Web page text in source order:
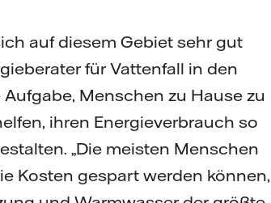
auf diesem Gebiet sehr gut
für Vattenfall in den
Menschen zu Hause zu
ihren Energieverbrauch so
„Die meisten Menschen
Kosten gespart werden können,